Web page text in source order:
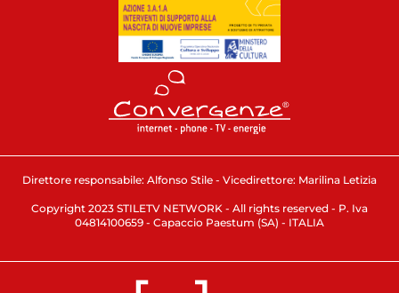
Direttore responsabile: Alfonso Stile - Vicedirettore: Marilina Letizia
Copyright 2023 STILETV NETWORK - All rights reserved - P. Iva
04814100659 - Capaccio Paestum (SA) - ITALIA